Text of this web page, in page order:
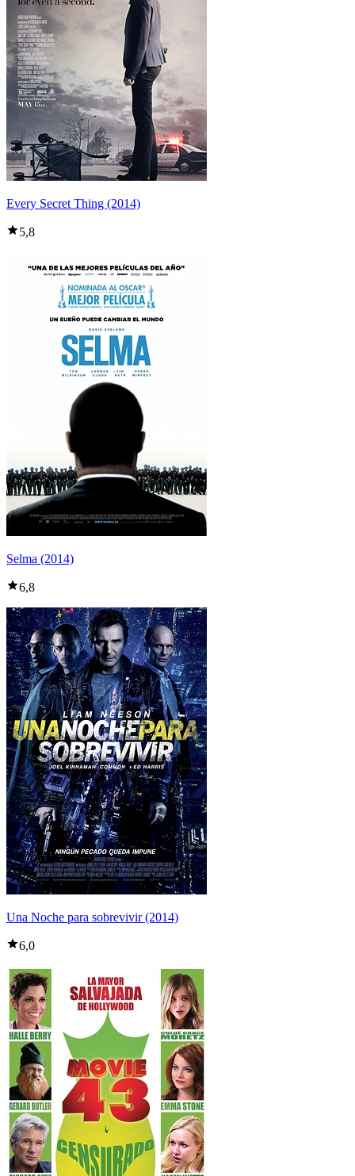
Every Secret Thing (2014)
5,8
Selma (2014)
6,8
Una Noche para sobrevivir (2014)
6,0